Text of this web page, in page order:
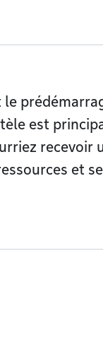
est
recevoir
et